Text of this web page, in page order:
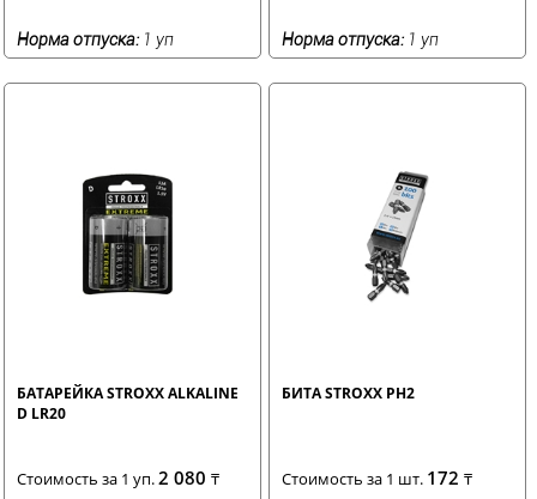
Норма отпуска: 1 уп Норма отпуска: 1 уп
БАТАРЕЙКА STROXX ALKALINE
D LR20
Стоимость за 1 уп.2 080 ₸
БИТА STROXX PH2
Стоимость за 1 шт. 172₸